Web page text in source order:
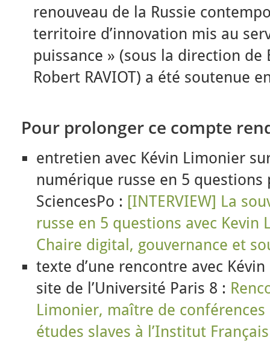
renouveau de la Russie
territoire d’innovation mis au
puissance » (sous la direction de
Robert RAVIOT) a été soutenue
Pour prolonger ce compte
entretien avec Kévin Limonier
numérique russe en 5
SciencesPo : [INTERVIEW] La
russe en 5 questions avec Kevin
Chaire digital, gouvernance et
texte d’une rencontre avec
site de l’Université Paris 8 :
Limonier, maître de
études slaves à l’Institut